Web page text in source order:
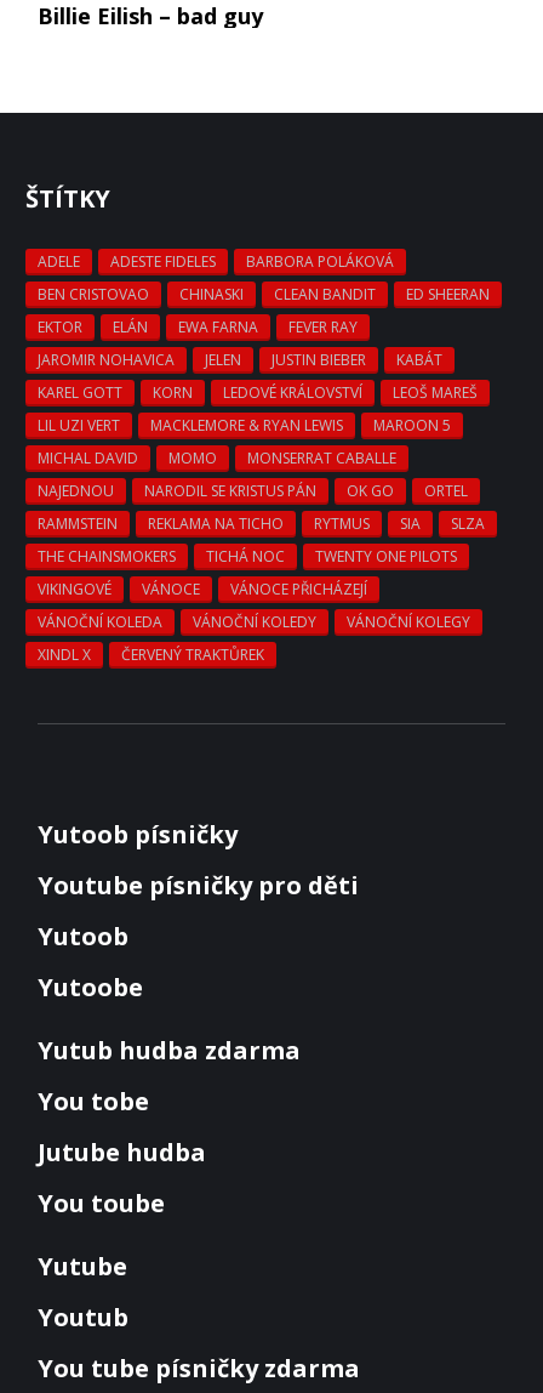
Billie Eilish – bad guy
ŠTÍTKY
ADELE ADESTE FIDELES
BARBORA POLÁKOVÁ
BEN CRISTOVAO
CHINASKI CLEAN BANDIT
ED SHEERAN
EKTOR
ELÁN EWA FARNA
FEVER RAY
JAROMIR NOHAVICA
JELEN JUSTIN BIEBER
KABÁT
KAREL GOTT
KORN LEDOVÉ KRÁLOVSTVÍ
LEOŠ MAREŠ
LIL UZI VERT
MACKLEMORE & RYAN LEWIS
MAROON 5
MICHAL DAVID
MOMO
MONSERRAT CABALLE
NAJEDNOU
NARODIL SE KRISTUS PÁN OK GO
ORTEL
RAMMSTEIN
REKLAMA NA TICHO RYTMUS SIA
SLZA
THE CHAINSMOKERS
TICHÁ NOC
TWENTY ONE PILOTS
VIKINGOVÉ
VÁNOCE
VÁNOCE PŘICHÁZEJÍ
VÁNOČNÍ KOLEDA
VÁNOČNÍ KOLEDY
VÁNOČNÍ KOLEGY
XINDL X
ČERVENÝ TRAKTŮREK
Yutoob písničky
Youtube písničky pro děti
Yutoob
Yutoobe
Yutub hudba zdarma
You tobe
Jutube hudba
You toube
Yutube
Youtub
You tube písničky zdarma